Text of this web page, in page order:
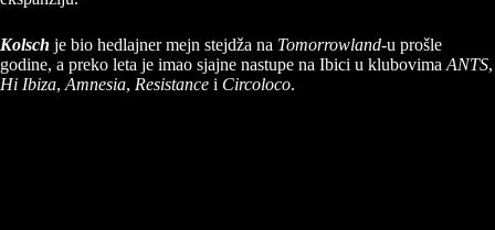
Kolsch je bio hedlajner mejn stejdža na Tomorrowland-u prošle
godine, a preko leta je imao sjajne nastupe na Ibici u klubovima ANTS,
Hi Ibiza, Amnesia, Resistance i Circoloco.